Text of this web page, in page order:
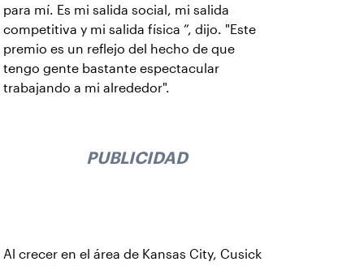
para mí. Es mi salida social, mi salida
competitiva y mi salida física ”, dijo. "Este
premio es un reflejo del hecho de que
tengo gente bastante espectacular
trabajando a mi alrededor".
PUBLICIDAD
Al crecer en el área de Kansas City, Cusick